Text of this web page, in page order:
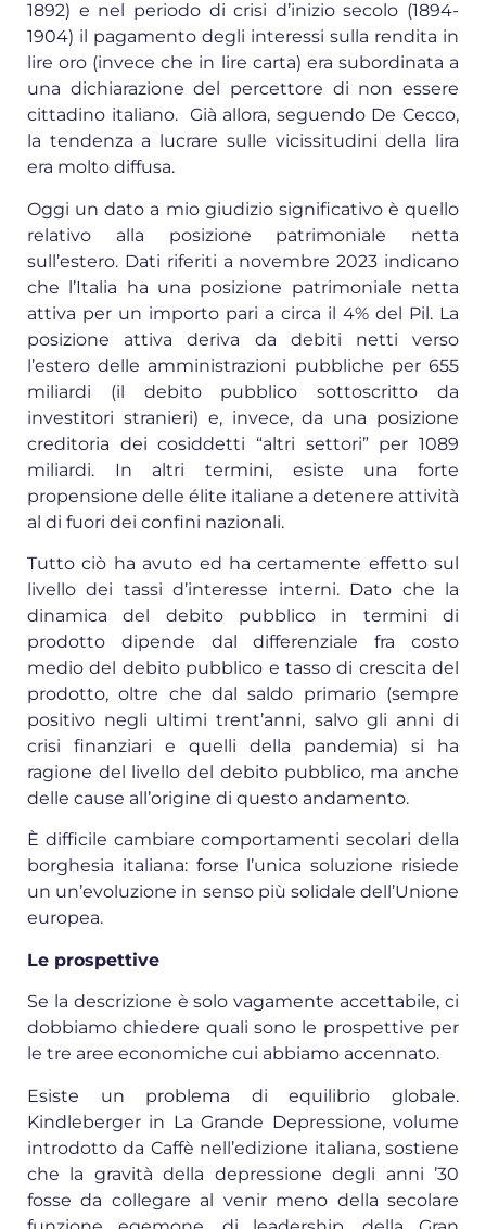
1892) e nel periodo di crisi d’inizio secolo (1894-
1904) il pagamento degli interessi sulla rendita in
lire oro (invece che in lire carta) era subordinata a
una dichiarazione del percettore di non essere
cittadino italiano. Già allora, seguendo De Cecco,
la tendenza a lucrare sulle vicissitudini della lira
era molto diffusa.
Oggi un dato a mio giudizio significativo è quello
relativo alla posizione patrimoniale netta
sull’estero. Dati riferiti a novembre 2023 indicano
che l’Italia ha una posizione patrimoniale netta
attiva per un importo pari a circa il 4% del Pil. La
posizione attiva deriva da debiti netti verso
l’estero delle amministrazioni pubbliche per 655
miliardi (il debito pubblico sottoscritto da
investitori stranieri) e, invece, da una posizione
creditoria dei cosiddetti “altri settori” per 1089
miliardi. In altri termini, esiste una forte
propensione delle élite italiane a detenere attività
al di fuori dei confini nazionali.
Tutto ciò ha avuto ed ha certamente effetto sul
livello dei tassi d’interesse interni. Dato che la
dinamica del debito pubblico in termini di
prodotto dipende dal differenziale fra costo
medio del debito pubblico e tasso di crescita del
prodotto, oltre che dal saldo primario (sempre
positivo negli ultimi trent’anni, salvo gli anni di
crisi finanziari e quelli della pandemia) si ha
ragione del livello del debito pubblico, ma anche
delle cause all’origine di questo andamento.
È difficile cambiare comportamenti secolari della
borghesia italiana: forse l’unica soluzione risiede
un un’evoluzione in senso più solidale dell’Unione
europea.
Le prospettive
Se la descrizione è solo vagamente accettabile, ci
dobbiamo chiedere quali sono le prospettive per
le tre aree economiche cui abbiamo accennato.
Esiste un problema di equilibrio globale.
Kindleberger in La Grande Depressione, volume
introdotto da Caffè nell’edizione italiana, sostiene
che la gravità della depressione degli anni ’30
fosse da collegare al venir meno della secolare